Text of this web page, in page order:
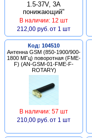
В наличии: 12 шт
212,00 руб. от 1 шт
Код: 104510
Антенна GSM (850-1900/900-
1800 МГц) поворотная (FME-
F) (AN-GSM-01-FME-F-
ROTARY)
В наличии: 57 шт
210,00 руб. от 1 шт